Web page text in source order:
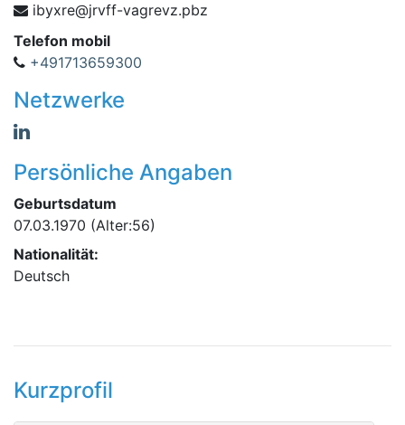
zbp.zver
gav-ffvrj@erxybi
Telefon mobil
+491713659300
Netzwerke
Persönliche Angaben
Geburtsdatum
07.03.1970 (Alter:56)
Nationalität:
Deutsch
Kurzprofil